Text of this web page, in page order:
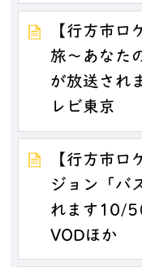
【行方市ロ
旅～あなた
が放送さ
レビ東京
【行方市ロ
ジョン「バ
れます10/
VODほか